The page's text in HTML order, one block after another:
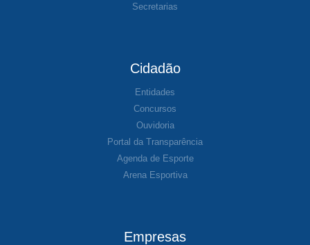
Secretarias
Cidadão
Entidades
Concursos
Ouvidoria
Portal da Transparência
Agenda de Esporte
Arena Esportiva
Empresas